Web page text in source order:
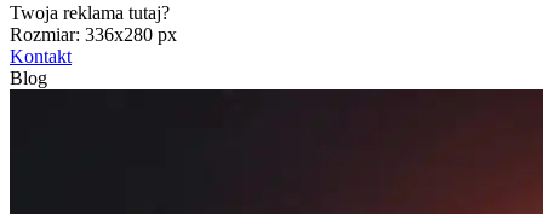
Twoja reklama tutaj?
Rozmiar: 336x280 px
Kontakt
Blog